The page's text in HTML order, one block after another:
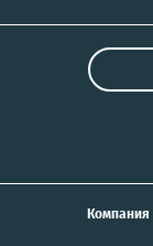
Компания